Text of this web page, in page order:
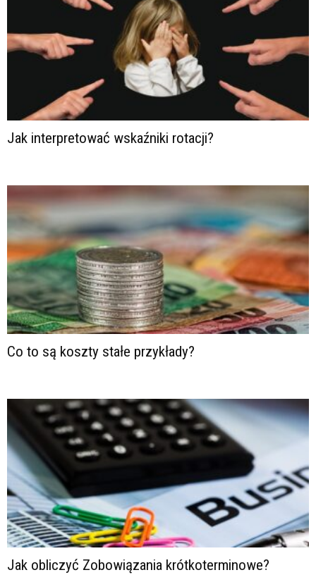
Jak interpretować wskaźniki rotacji?
Co to są koszty stałe przykłady?
Jak obliczyć Zobowiązania krótkoterminowe?